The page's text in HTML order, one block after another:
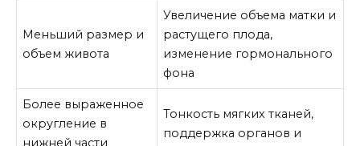
Меньший размер и
объем живота
Увеличение объема матки и
растущего плода,
изменение гормонального
фона
Более выраженное
округление в
нижней части
Тонкость мягких тканей,
поддержка органов и